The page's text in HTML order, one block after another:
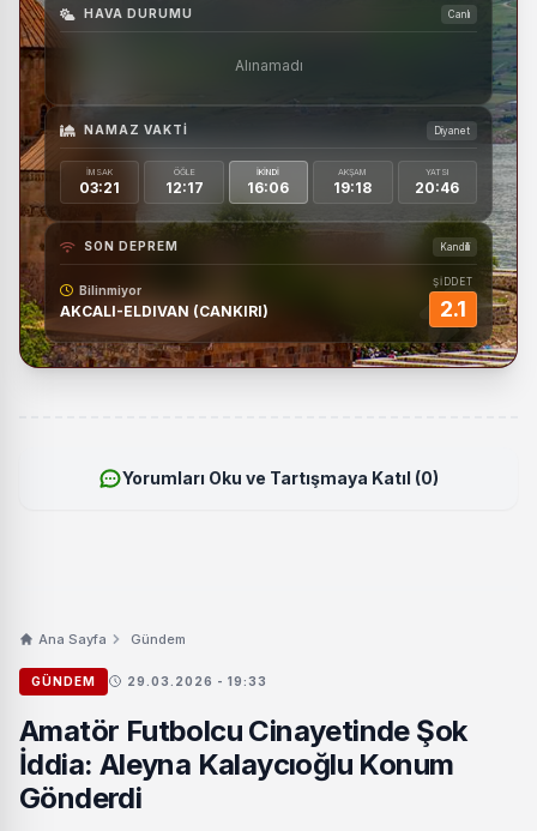
HAVA DURUMU Canlı
Alınamadı
NAMAZ VAKTI Diyanet
İMSAK
03:21
ÖĞLE
12:17
İKINDI
16:06
AKŞAM
19:18
YATSI
20:46
SON DEPREM Kandilli
Bilinmiyor
AKCALI-ELDIVAN (CANKIRI)
ŞİDDET
2.1
Yorumları Oku ve Tartışmaya Katıl (0)
Ana Sayfa Gündem
GÜNDEM 29.03.2026 - 19:33
Amatör Futbolcu Cinayetinde Şok
İddia: Aleyna Kalaycıoğlu Konum
Gönderdi